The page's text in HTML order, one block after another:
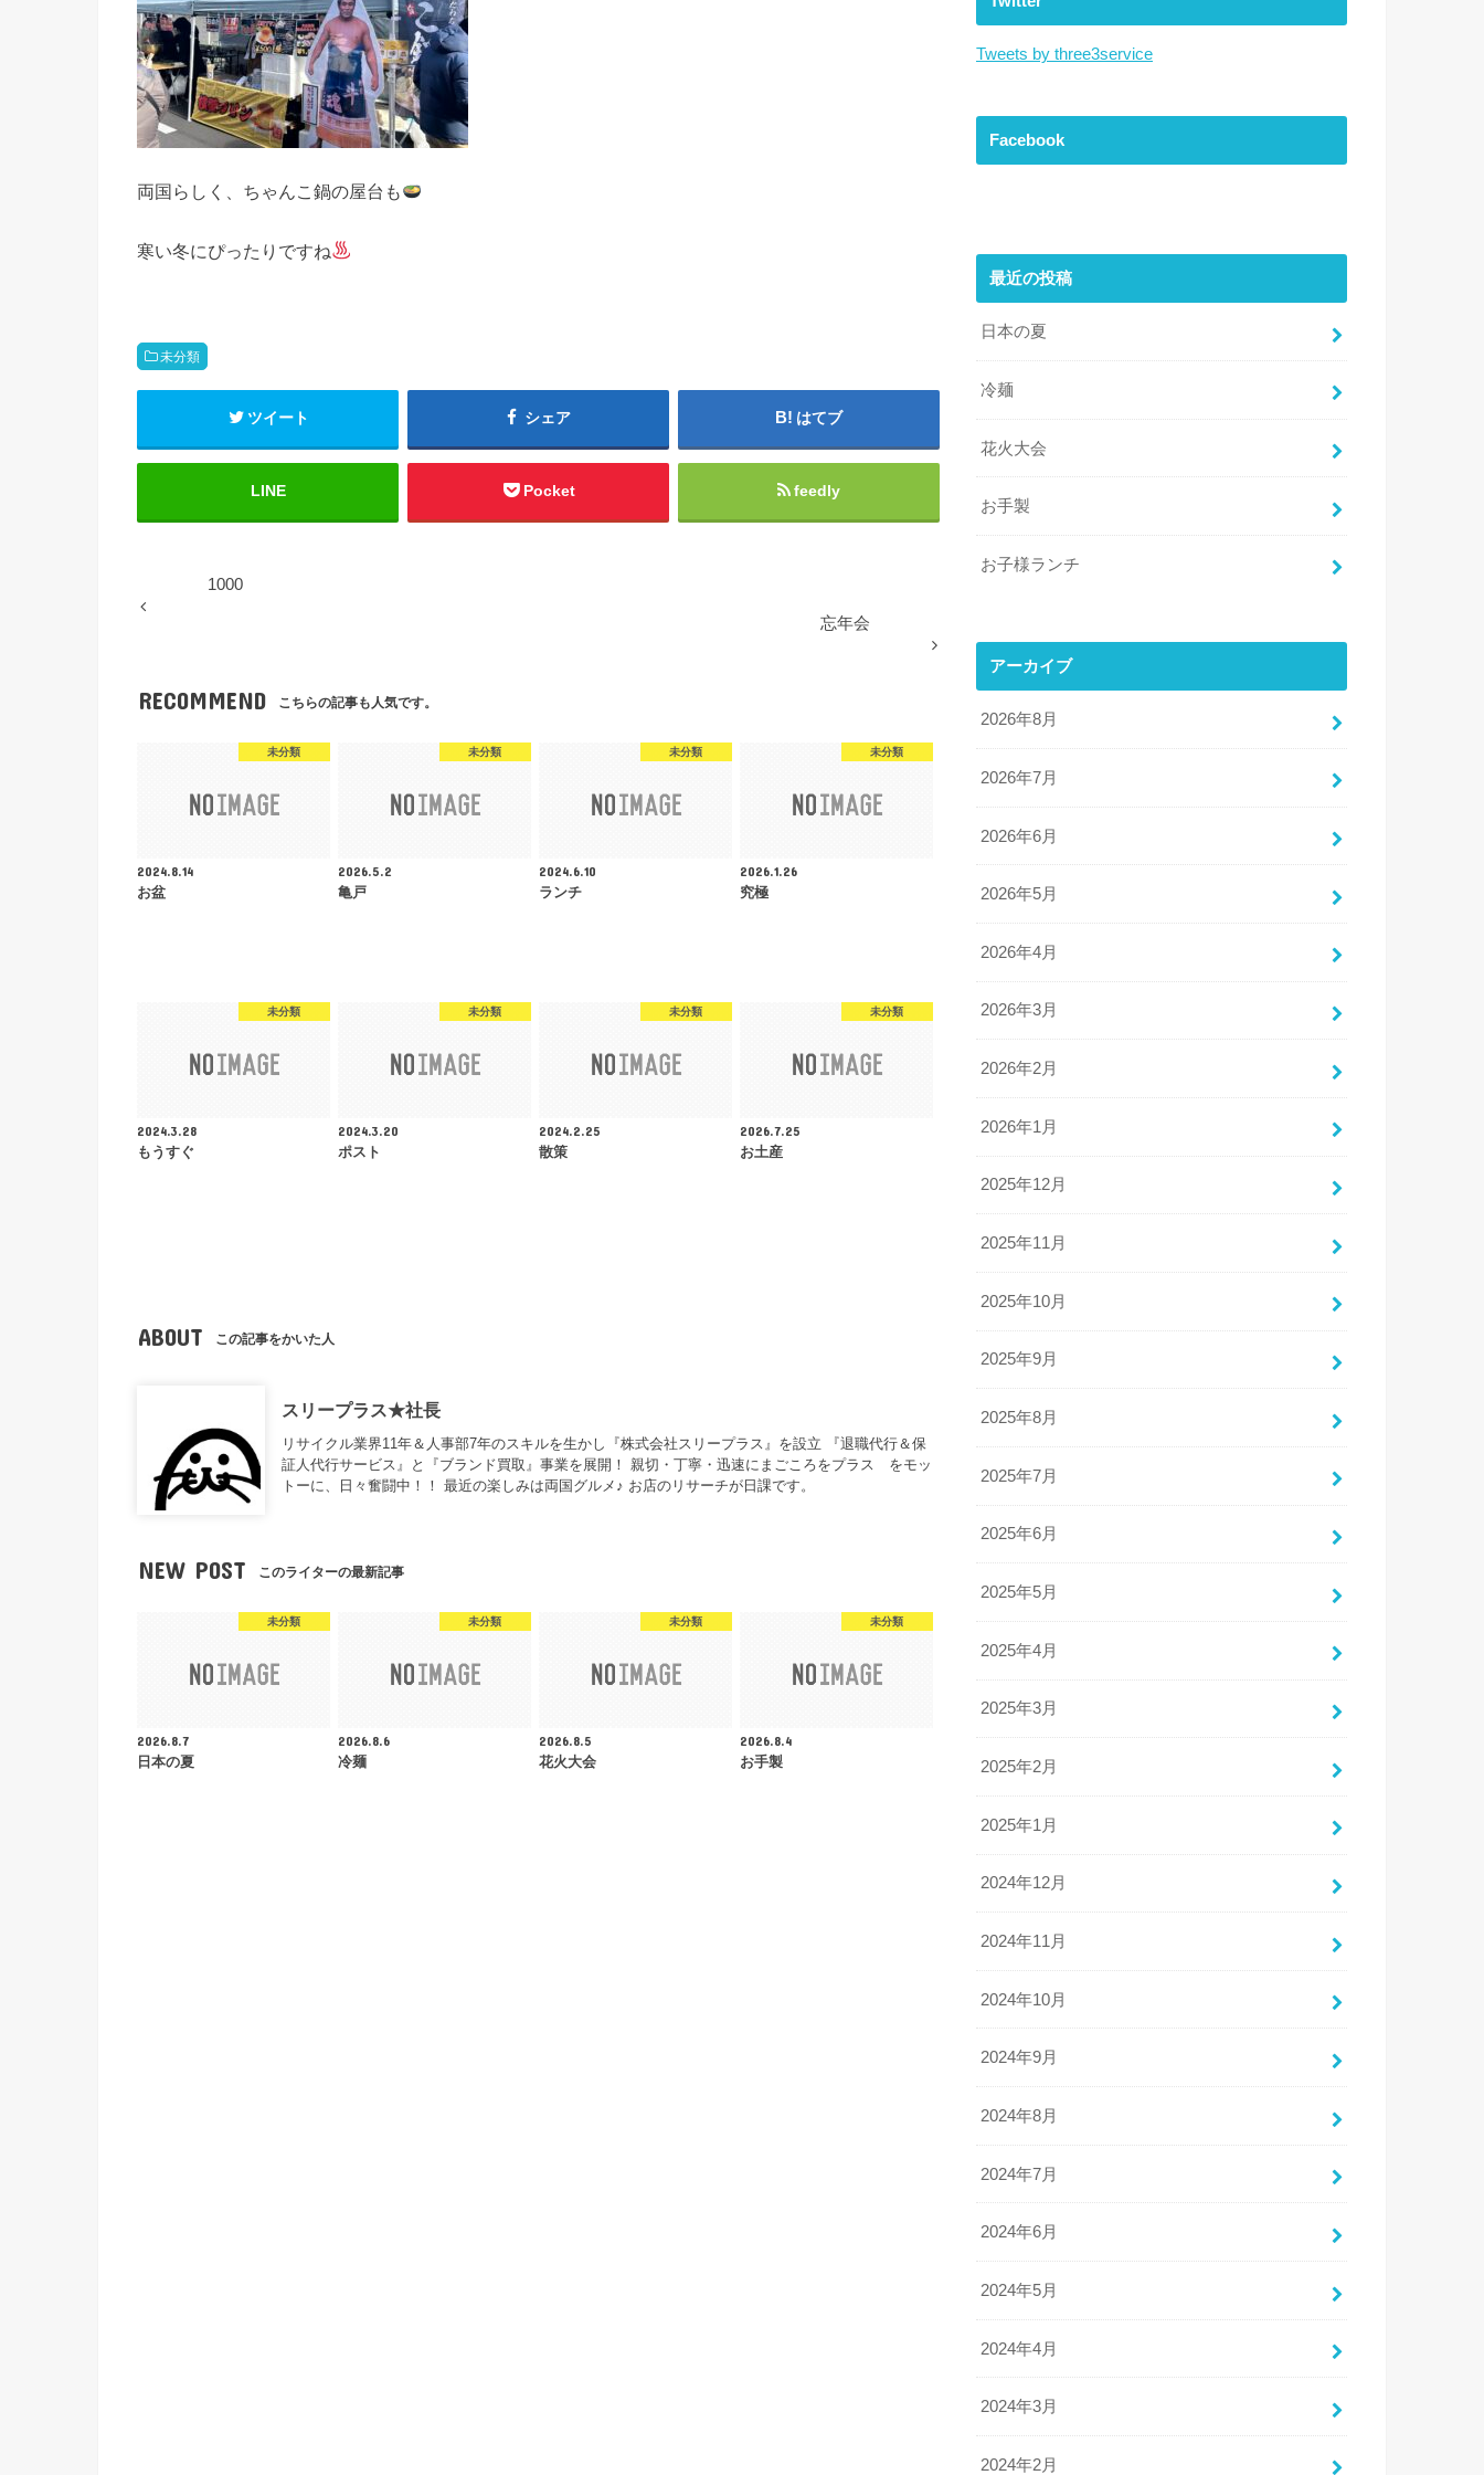
両国らしく、ちゃんこ鍋の屋台も
寒い冬にぴったりですね
未分類
ツイート シェア はてブ
LINE Pocket feedly
1000
忘年会
RECOMMEND こちらの記事も人気です。
未分類
2024.8.14
お盆
未分類
2026.5.2
亀戸
未分類
2024.6.10
ランチ
未分類
2026.1.26
究極
未分類
2024.3.28
もうすぐ
未分類
2024.3.20
ポスト
未分類
2024.2.25
散策
未分類
2026.7.25
お土産
ABOUT この記事をかいた人
スリープラス★社長
リサイクル業界11年＆人事部7年のスキルを生かし『株式会社スリープラス』を設立 『退職代行＆保
証人代行サービス』と『ブランド買取』事業を展開！ 親切・丁寧・迅速にまごころをプラス をモッ
トーに、日々奮闘中！！ 最近の楽しみは両国グルメ♪ お店のリサーチが日課です。
NEW POST このライターの最新記事
未分類
2026.8.7
日本の夏
未分類
2026.8.6
冷麺
未分類
2026.8.5
花火大会
未分類
2026.8.4
お手製
Tweets by three3service
Facebook
最近の投稿
日本の夏
冷麺
花火大会
お手製
お子様ランチ
アーカイブ
2026年8月
2026年7月
2026年6月
2026年5月
2026年4月
2026年3月
2026年2月
2026年1月
2025年12月
2025年11月
2025年10月
2025年9月
2025年8月
2025年7月
2025年6月
2025年5月
2025年4月
2025年3月
2025年2月
2025年1月
2024年12月
2024年11月
2024年10月
2024年9月
2024年8月
2024年7月
2024年6月
2024年5月
2024年4月
2024年3月
2024年2月